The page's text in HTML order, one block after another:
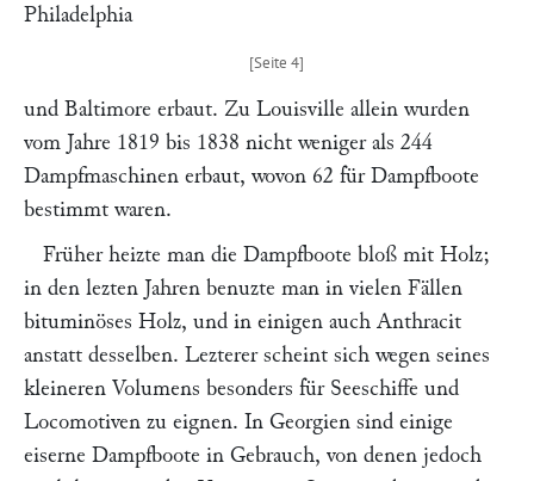
Philadelphia
und Baltimore erbaut. Zu Louisville allein wurden
vom Jahre 1819 bis 1838 nicht weniger als 244
Dampfmaschinen erbaut, wovon 62 für Dampfboote
bestimmt waren.
Früher heizte man die Dampfboote bloß mit Holz;
in den lezten Jahren benuzte man in vielen Fällen
bituminöses Holz, und in einigen auch Anthracit
anstatt desselben. Lezterer scheint sich wegen seines
kleineren Volumens besonders für Seeschiffe und
Locomotiven zu eignen. In Georgien sind einige
eiserne Dampfboote in Gebrauch, von denen jedoch